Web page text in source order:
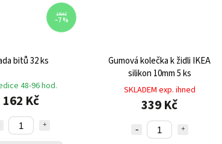
176 Kč
–7 %
bitů 32 ks
48-96 hod.
162 Kč
Gumová kolečka k židli IKEA
silikon 10mm 5 ks
SKLADEM exp. ihned
339 Kč